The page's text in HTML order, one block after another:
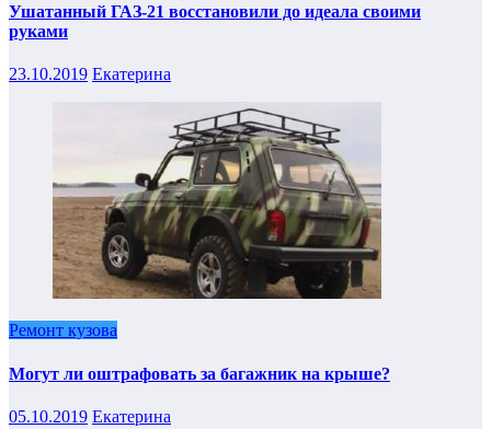
Ушатанный ГАЗ-21 восстановили до идеала своими
руками
23.10.2019 Екатерина
Ремонт кузова
Могут ли оштрафовать за багажник на крыше?
05.10.2019 Екатерина